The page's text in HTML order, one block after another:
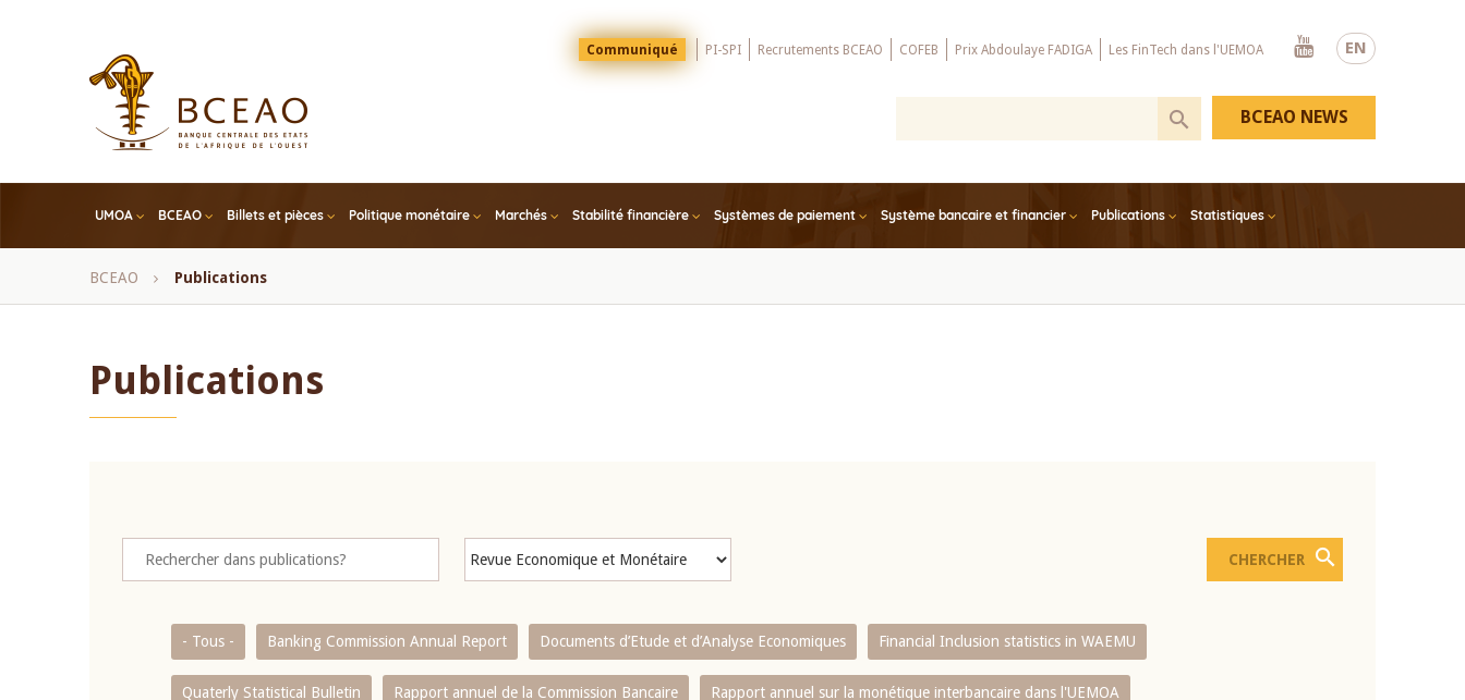
EN
Menu
Top
Communiqué PI-SPI Recrutements BCEAO COFEB Prix Abdoulaye FADIGA Les FinTech dans l'UEMOA
Youtube
UMOA BCEAO Billets et pièces Politique monétaire Marchés Stabilité financière Systèmes de paiement Système bancaire et financier Publications Statistiques
BCEAO NEWS
Fil
BCEAO Publications
Publications
- Tous - Banking Commission Annual Report Documents d’Etude et d’Analyse Economiques Financial Inclusion statistics in WAEMU
Quaterly Statistical Bulletin Rapport annuel de la Commission Bancaire Rapport annuel sur la monétique interbancaire dans l'UEMOA